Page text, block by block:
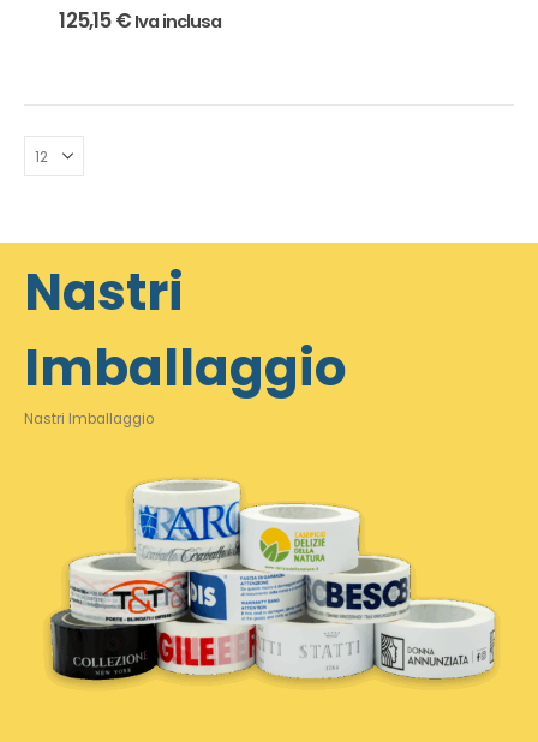
125,15€ Iva inclusa
Nastri
Imballaggio
Nastri Imballaggio